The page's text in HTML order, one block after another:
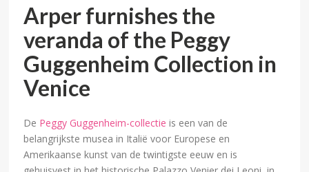
Arper furnishes the
veranda of the Peggy
Guggenheim Collection in
Venice
De Peggy Guggenheim-collectie is een van de
belangrijkste musea in Italië voor Europese en
Amerikaanse kunst van de twintigste eeuw en is